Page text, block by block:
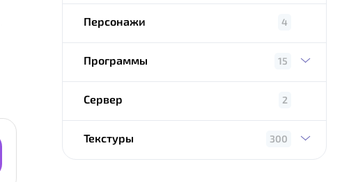
Персонажи 4
Программы 15
Сервер 2
Текстуры 300